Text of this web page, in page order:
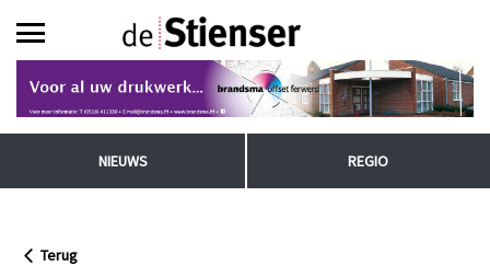
NIEUWS REGIO
Terug